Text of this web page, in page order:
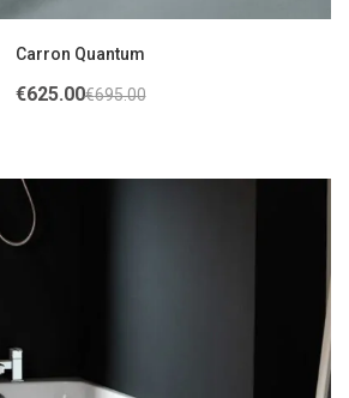
Carron Quantum
€695.00
€625.00